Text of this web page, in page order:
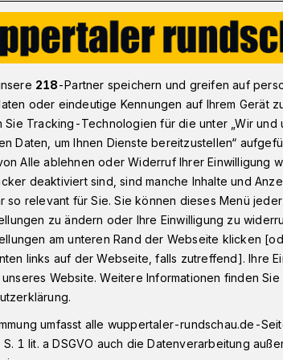
Anja Liebert (Grüne) zurück an Basis
geht
Basis
Bundestagsabgeordnete
in das Plenum über die NRW-Liste
gemischtes Fazit. Bündnis 90/Die
Ergebnis bei einer
nicht so an.“
218-Partner speichern und greifen auf
oder eindeutige Kennungen auf Ihrem Gerät
Sie Tracking-Technologien für die unter „Wir und
Daten, um Ihnen Dienste bereitzustellen“
Alle ablehnen oder Widerruf Ihrer Einwilligung
deaktiviert sind, sind manche Inhalte und
so relevant für Sie. Sie können dieses Menü
zu ändern oder Ihre Einwilligung zu
am unteren Rand der Webseite klicken
links auf der Webseite, falls zutreffend]. Ihre
Website. Weitere Informationen finden
umfasst alle wuppertaler-rundschau.de-
1 lit. a DSGVO auch die Datenverarbeitung